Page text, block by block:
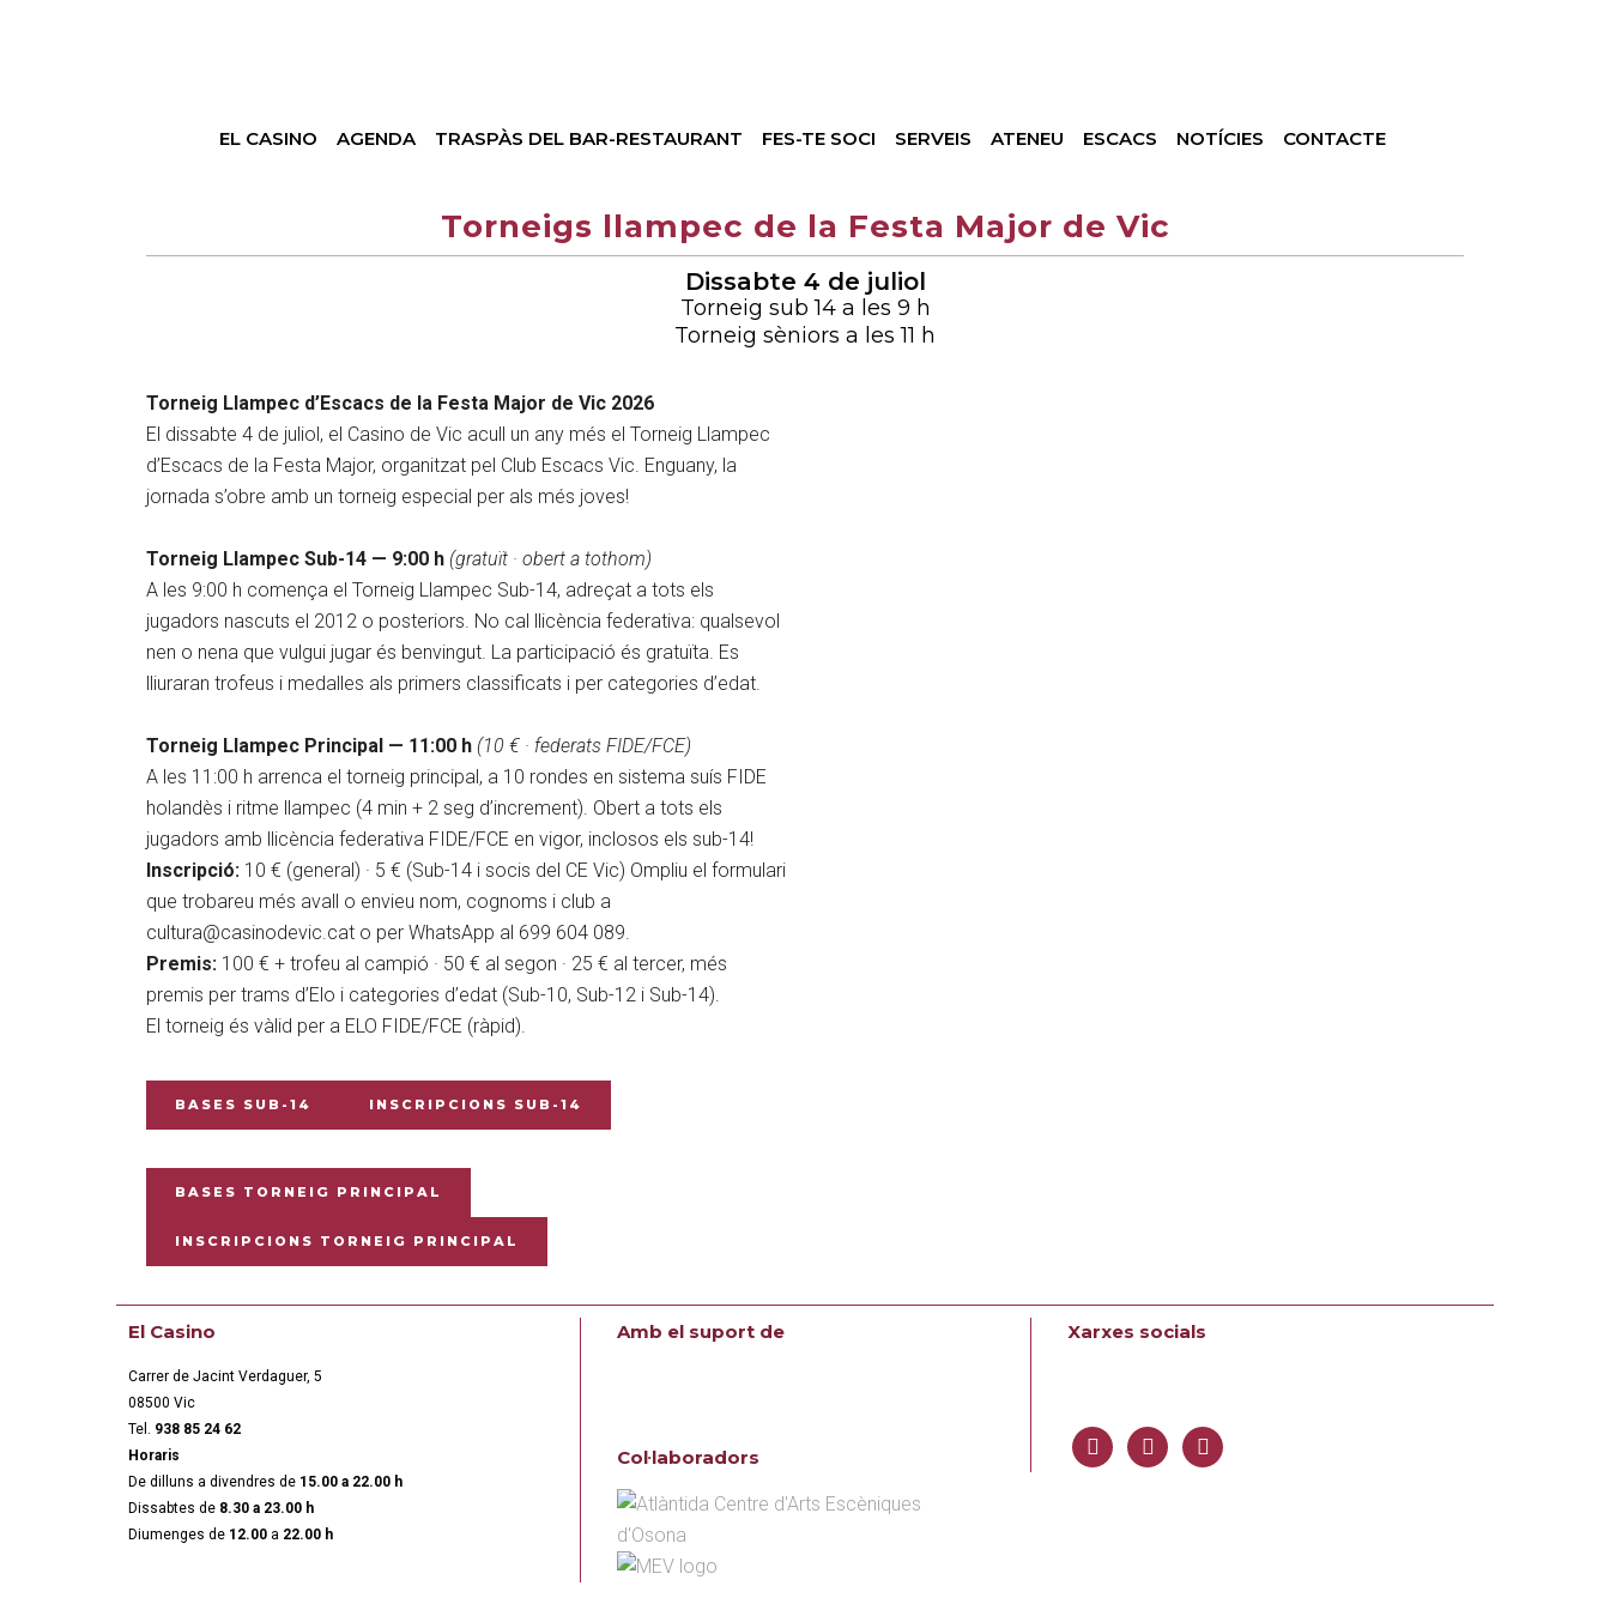
EL CASINO AGENDA TRASPÀS DEL BAR-RESTAURANT FES-TE SOCI SERVEIS ATENEU ESCACS NOTÍCIES CONTACTE
Torneigs llampec de la Festa Major de Vic
Dissabte 4 de juliol
Torneig sub 14 a les 9 h
Torneig sèniors a les 11 h
Torneig Llampec d’Escacs de la Festa Major de Vic 2026
El dissabte 4 de juliol, el Casino de Vic acull un any més el Torneig Llampec
d’Escacs de la Festa Major, organitzat pel Club Escacs Vic. Enguany, la
jornada s’obre amb un torneig especial per als més joves!
Torneig Llampec Sub-14 — 9:00 h (gratuït · obert a tothom)
A les 9:00 h comença el Torneig Llampec Sub-14, adreçat a tots els
jugadors nascuts el 2012 o posteriors. No cal llicència federativa: qualsevol
nen o nena que vulgui jugar és benvingut. La participació és gratuïta. Es
lliuraran trofeus i medalles als primers classificats i per categories d’edat.
Torneig Llampec Principal — 11:00 h (10 € · federats FIDE/FCE)
A les 11:00 h arrenca el torneig principal, a 10 rondes en sistema suís FIDE
holandès i ritme llampec (4 min + 2 seg d’increment). Obert a tots els
jugadors amb llicència federativa FIDE/FCE en vigor, inclosos els sub-14!
Inscripció: 10 € (general) · 5 € (Sub-14 i socis del CE Vic) Ompliu el formulari
que trobareu més avall o envieu nom, cognoms i club a
cultura@casinodevic.cat o per WhatsApp al 699 604 089.
Premis: 100 € + trofeu al campió · 50 € al segon · 25 € al tercer, més
premis per trams d’Elo i categories d’edat (Sub-10, Sub-12 i Sub-14).
El torneig és vàlid per a ELO FIDE/FCE (ràpid).
BASES SUB-14 INSCRIPCIONS SUB-14
BASES TORNEIG PRINCIPAL
INSCRIPCIONS TORNEIG PRINCIPAL
El Casino
Carrer de Jacint Verdaguer, 5
08500 Vic
Tel. 938 85 24 62
Horaris
De dilluns a divendres de 15.00 a 22.00 h
Dissabtes de 8.30 a 23.00 h
Diumenges de 12.00 a 22.00 h
Amb el suport de
Col·laboradors
Xarxes socials
twitterinstagram
youtube